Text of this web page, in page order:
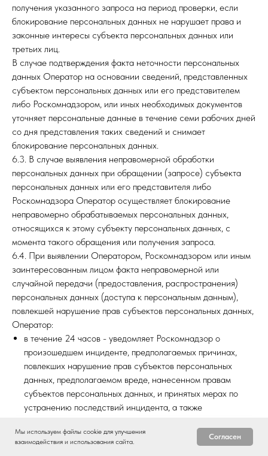
получения указанного запроса на период проверки, если
блокирование персональных данных не нарушает права и
законные интересы субъекта персональных данных или
третьих лиц.
В случае подтверждения факта неточности персональных
данных Оператор на основании сведений, представленных
субъектом персональных данных или его представителем
либо Роскомнадзором, или иных необходимых документов
уточняет персональные данные в течение семи рабочих дней
со дня представления таких сведений и снимает
блокирование персональных данных.
6.3. В случае выявления неправомерной обработки
персональных данных при обращении (запросе) субъекта
персональных данных или его представителя либо
Роскомнадзора Оператор осуществляет блокирование
неправомерно обрабатываемых персональных данных,
относящихся к этому субъекту персональных данных, с
момента такого обращения или получения запроса.
6.4. При выявлении Оператором, Роскомнадзором или иным
заинтересованным лицом факта неправомерной или
случайной передачи (предоставления, распространения)
персональных данных (доступа к персональным данным),
повлекшей нарушение прав субъектов персональных данных,
Оператор:
в течение 24 часов - уведомляет Роскомнадзор о
произошедшем инциденте, предполагаемых причинах,
повлекших нарушение прав субъектов персональных
данных, предполагаемом вреде, нанесенном правам
субъектов персональных данных, и принятых мерах по
устранению последствий инцидента, а также
Оператором на взаимодействие с Роскомнадзором по
вопросам, связанным с инцидентом;
Мы используем файлы cookie для улучшения
взаимодействия и использования сайта.
Согласен